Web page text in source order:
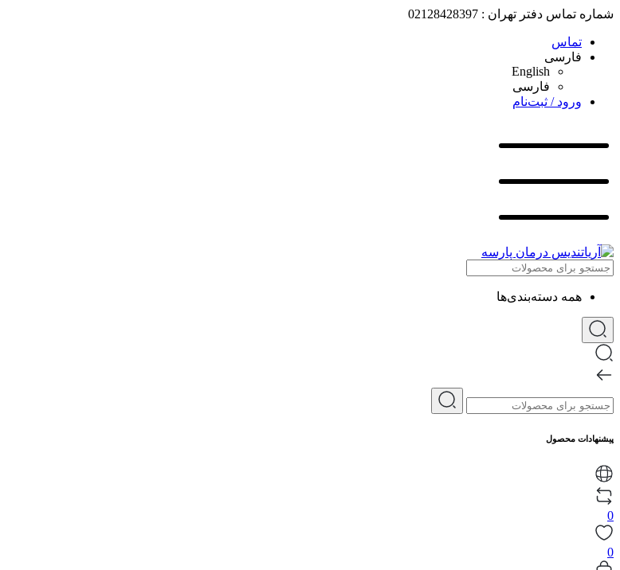
شماره تماس دفتر تهران : 02128428397
تماس
فارسی
English
فارسی
ورود / ثبت‌نام
همه دسته‌بندی‌ها
پیشنهادات محصول
0
0